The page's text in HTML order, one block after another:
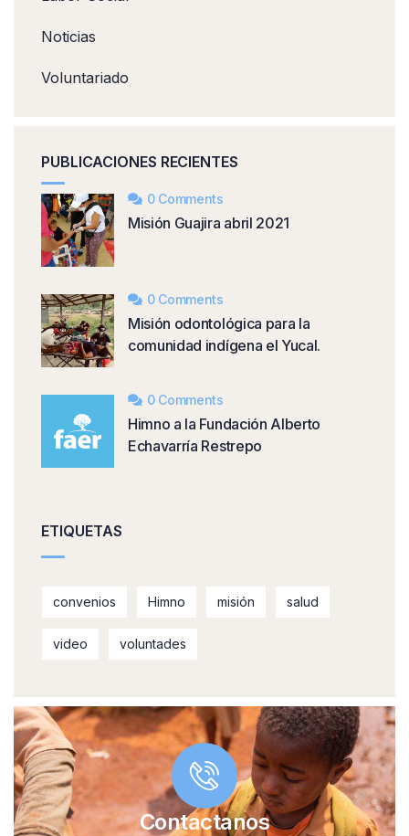
Noticias
Voluntariado
PUBLICACIONES RECIENTES
0 Comments
Misión Guajira abril 2021
0 Comments
Misión odontológica para la
comunidad indígena el Yucal.
0 Comments
Himno a la Fundación Alberto
Echavarría Restrepo
ETIQUETAS
convenios Himno misión salud
video voluntades
Contactanos